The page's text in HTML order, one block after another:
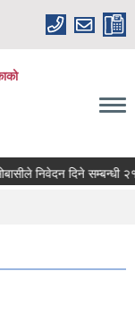
निवेदन दिने सम्बन्धी २१